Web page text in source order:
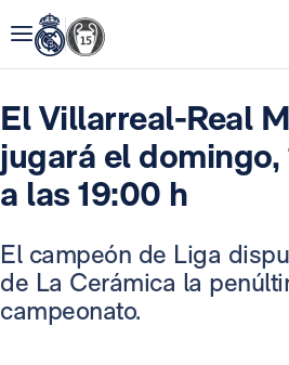
El Villarreal-Real
jugará el domingo,
a las 19:00 h
El campeón de Liga
de La Cerámica la
campeonato.